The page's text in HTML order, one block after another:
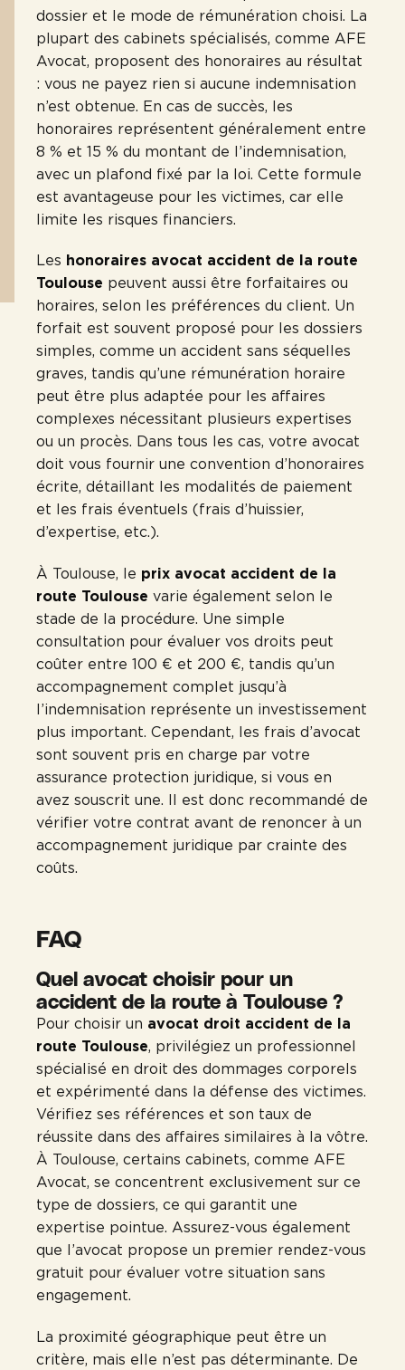
dossier et le mode de rémunération choisi. La
plupart des cabinets spécialisés, comme AFE
Avocat, proposent des honoraires au résultat
: vous ne payez rien si aucune indemnisation
n’est obtenue. En cas de succès, les
honoraires représentent généralement entre
8 % et 15 % du montant de l’indemnisation,
avec un plafond fixé par la loi. Cette formule
est avantageuse pour les victimes, car elle
limite les risques financiers.
Les honoraires avocat accident de la route
Toulouse peuvent aussi être forfaitaires ou
horaires, selon les préférences du client. Un
forfait est souvent proposé pour les dossiers
simples, comme un accident sans séquelles
graves, tandis qu’une rémunération horaire
peut être plus adaptée pour les affaires
complexes nécessitant plusieurs expertises
ou un procès. Dans tous les cas, votre avocat
doit vous fournir une convention d’honoraires
écrite, détaillant les modalités de paiement
et les frais éventuels (frais d’huissier,
d’expertise, etc.).
À Toulouse, le prix avocat accident de la
route Toulouse varie également selon le
stade de la procédure. Une simple
consultation pour évaluer vos droits peut
coûter entre 100 € et 200 €, tandis qu’un
accompagnement complet jusqu’à
l’indemnisation représente un investissement
plus important. Cependant, les frais d’avocat
sont souvent pris en charge par votre
assurance protection juridique, si vous en
avez souscrit une. Il est donc recommandé de
vérifier votre contrat avant de renoncer à un
accompagnement juridique par crainte des
coûts.
FAQ
Quel avocat choisir pour un
accident de la route à Toulouse ?
Pour choisir un avocat droit accident de la
route Toulouse, privilégiez un professionnel
spécialisé en droit des dommages corporels
et expérimenté dans la défense des victimes.
Vérifiez ses références et son taux de
réussite dans des affaires similaires à la vôtre.
À Toulouse, certains cabinets, comme AFE
Avocat, se concentrent exclusivement sur ce
type de dossiers, ce qui garantit une
expertise pointue. Assurez-vous également
que l’avocat propose un premier rendez-vous
gratuit pour évaluer votre situation sans
engagement.
La proximité géographique peut être un
critère, mais elle n’est pas déterminante. De